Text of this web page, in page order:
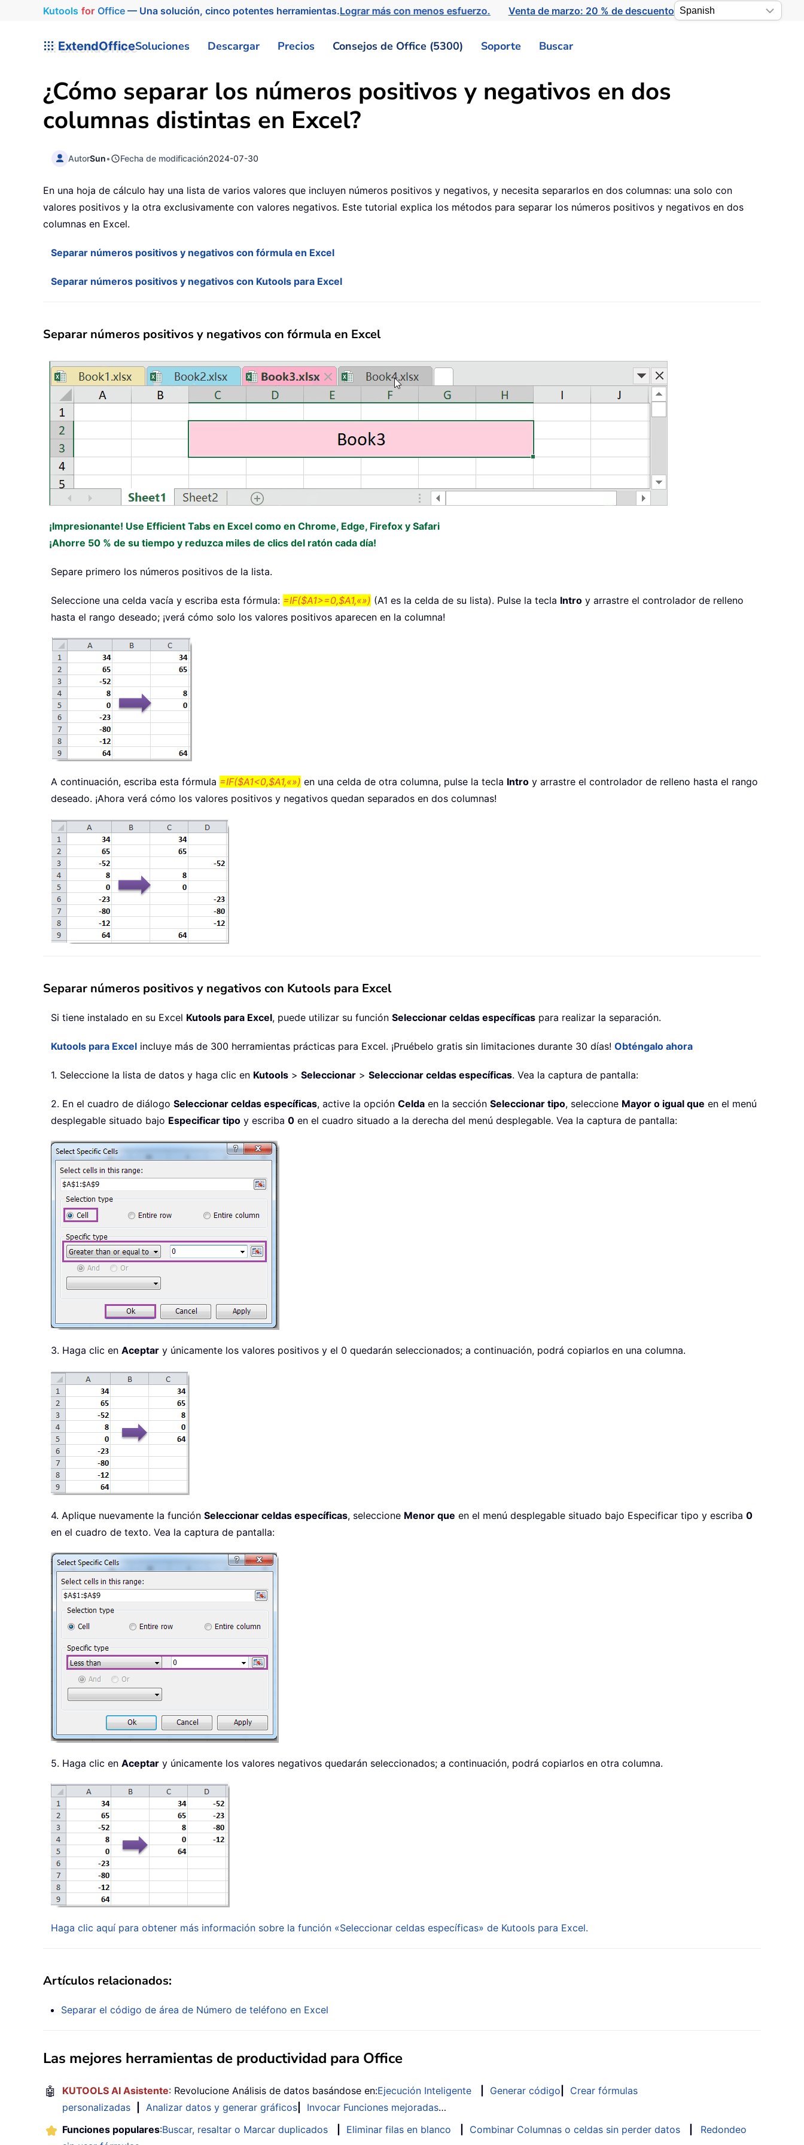
Kutools for Office— Una solución, cinco potentes herramientas.Lograr más con menos esfuerzo. Venta de marzo: 20 % de descuento
ExtendOfficeSoluciones Descargar Precios Consejos de Office (5300) Soporte Buscar
¿Cómo separar los números positivos y negativos en dos
columnas distintas en Excel?
AutorSun• Fecha de modificación2024-07-30
En una hoja de cálculo hay una lista de varios valores que incluyen números positivos y negativos, y necesita separarlos en dos columnas: una solo con
valores positivos y la otra exclusivamente con valores negativos. Este tutorial explica los métodos para separar los números positivos y negativos en dos
columnas en Excel.
Separar números positivos y negativos con fórmula en Excel
Separar números positivos y negativos con Kutools para Excel
Separar números positivos y negativos con fórmula en Excel
¡Impresionante! Use Efficient Tabs en Excel como en Chrome, Edge, Firefox y Safari
¡Ahorre 50 % de su tiempo y reduzca miles de clics del ratón cada día!
Separe primero los números positivos de la lista.
Seleccione una celda vacía y escriba esta fórmula: =IF($A1>=0,$A1,«») (A1 es la celda de su lista). Pulse la tecla Intro y arrastre el controlador de relleno
hasta el rango deseado; ¡verá cómo solo los valores positivos aparecen en la columna!
A continuación, escriba esta fórmula =IF($A1<0,$A1,«») en una celda de otra columna, pulse la tecla Intro y arrastre el controlador de relleno hasta el rango
deseado. ¡Ahora verá cómo los valores positivos y negativos quedan separados en dos columnas!
Separar números positivos y negativos con Kutools para Excel
Si tiene instalado en su Excel Kutools para Excel, puede utilizar su función Seleccionar celdas específicas para realizar la separación.
Kutools para Excel incluye más de 300 herramientas prácticas para Excel. ¡Pruébelo gratis sin limitaciones durante 30 días! Obténgalo ahora
1. Seleccione la lista de datos y haga clic en Kutools > Seleccionar > Seleccionar celdas específicas. Vea la captura de pantalla:
2. En el cuadro de diálogo Seleccionar celdas específicas, active la opción Celda en la sección Seleccionar tipo, seleccione Mayor o igual que en el menú
desplegable situado bajo Especificar tipo y escriba 0 en el cuadro situado a la derecha del menú desplegable. Vea la captura de pantalla:
3. Haga clic en Aceptar y únicamente los valores positivos y el 0 quedarán seleccionados; a continuación, podrá copiarlos en una columna.
4. Aplique nuevamente la función Seleccionar celdas específicas, seleccione Menor que en el menú desplegable situado bajo Especificar tipo y escriba 0
en el cuadro de texto. Vea la captura de pantalla:
5. Haga clic en Aceptar y únicamente los valores negativos quedarán seleccionados; a continuación, podrá copiarlos en otra columna.
Haga clic aquí para obtener más información sobre la función «Seleccionar celdas específicas» de Kutools para Excel.
Artículos relacionados:
Separar el código de área de Número de teléfono en Excel
Las mejores herramientas de productividad para Office
🤖 KUTOOLS AI Asistente: Revolucione Análisis de datos basándose en:Ejecución Inteligente Generar código
Crear fórmulas
personalizadas
Analizar datos y generar gráficos Invocar Funciones mejoradas…
Funciones populares:Buscar, resaltar o Marcar duplicados Eliminar filas en blanco Combinar Columnas o celdas sin perder datos
Redondeo